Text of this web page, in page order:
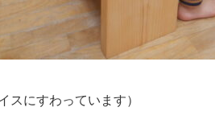
スにすわっています）